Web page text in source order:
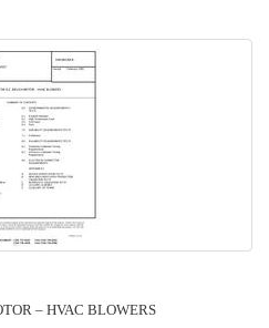
– HVAC BLOWERS